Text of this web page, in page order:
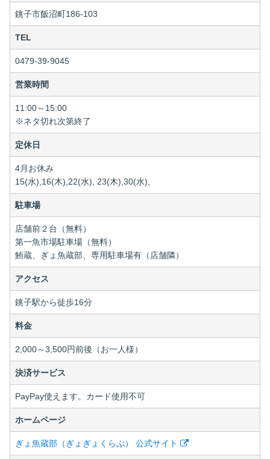
銚子市飯沼町186-103
TEL
0479-39-9045
営業時間
11:00～15:00
※ネタ切れ次第終了
定休日
4月お休み
15(水),16(木),22(水), 23(木),30(水),
駐車場
店舗前２台（無料）
第一魚市場駐車場（無料）
鮪蔵、ぎょ魚蔵部、専用駐車場有（店舗隣）
アクセス
銚子駅から徒歩16分
料金
2,000～3,500円前後（お一人様）
決済サービス
PayPay使えます。カード使用不可
ホームページ
ぎょ魚蔵部（ぎょぎょくらぶ） 公式サイト